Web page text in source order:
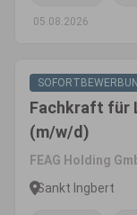
05.08.2026
Fachkraft für
(m/w/d)
FEAG Holding
Sankt Ingbert